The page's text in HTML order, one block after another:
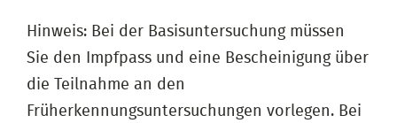
Hinweis: Bei der Basisuntersuchung müssen
Sie den Impfpass und eine Bescheinigung über
die Teilnahme an den
Früherkennungsuntersuchungen vorlegen. Bei